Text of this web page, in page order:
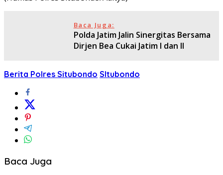
Baca Juga:
Polda Jatim Jalin Sinergitas Bersama
Dirjen Bea Cukai Jatim l dan ll
Berita Polres Situbondo SItubondo
Baca Juga